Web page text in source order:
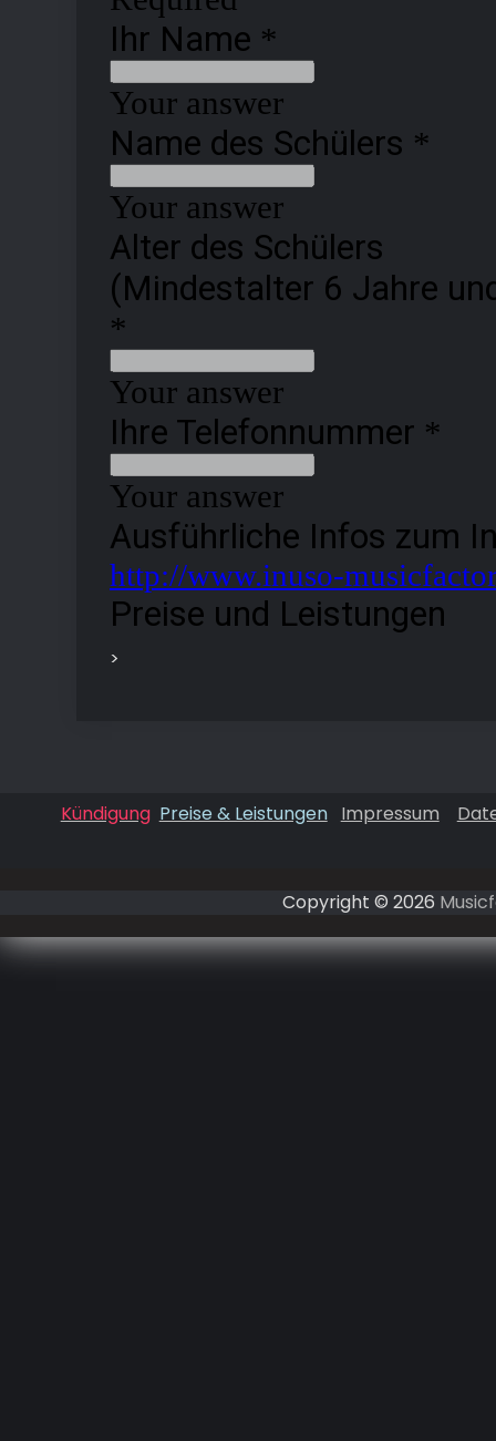
>
Kündigung Preise & Leistungen Impressum
Copyright © 2026